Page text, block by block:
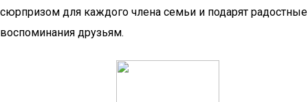
сюрпризом для каждого члена семьи и подарят радостные
воспоминания друзьям.